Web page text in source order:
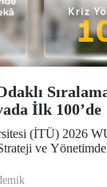
İlk 100’de
(İTÜ) 2026
ve